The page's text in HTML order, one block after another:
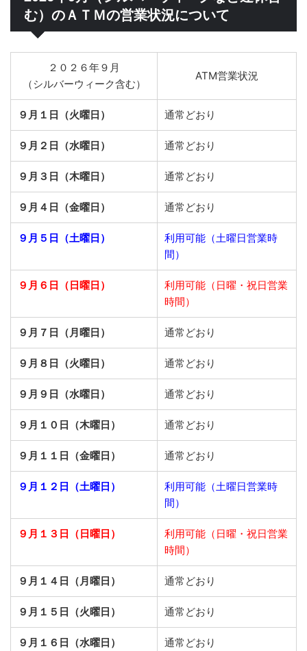
む）のＡＴＭの営業状況について
２０２６年９月
（シルバーウィーク含む）
ATM営業状況
９月１日（火曜日） 通常どおり
９月２日（水曜日） 通常どおり
９月３日（木曜日） 通常どおり
９月４日（金曜日） 通常どおり
９月５日（土曜日）
利用可能（土曜日営業時
間）
９月６日（日曜日）
利用可能（日曜・祝日営業
時間）
９月７日（月曜日） 通常どおり
９月８日（火曜日） 通常どおり
９月９日（水曜日） 通常どおり
９月１０日（木曜日） 通常どおり
９月１１日（金曜日） 通常どおり
９月１２日（土曜日）
利用可能（土曜日営業時
間）
９月１３日（日曜日）
利用可能（日曜・祝日営業
時間）
９月１４日（月曜日） 通常どおり
９月１５日（火曜日） 通常どおり
９月１６日（水曜日） 通常どおり